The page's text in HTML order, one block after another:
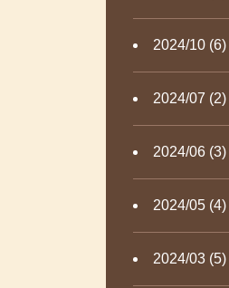
2024/10 (6)
2024/07 (2)
2024/06 (3)
2024/05 (4)
2024/03 (5)